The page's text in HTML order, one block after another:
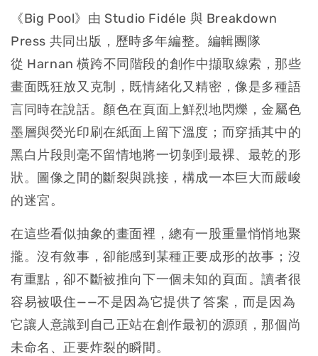
《Big Pool》由 Studio Fidéle 與 Breakdown
Press 共同出版，歷時多年編整。編輯團隊
從 Harnan 橫跨不同階段的創作中擷取線索，那些
畫面既狂放又克制，既情緒化又精密，像是多種語
言同時在說話。顏色在頁面上鮮烈地閃爍，金屬色
墨層與熒光印刷在紙面上留下溫度；而穿插其中的
黑白片段則毫不留情地將一切剝到最裸、最乾的形
狀。圖像之間的斷裂與跳接，構成一本巨大而嚴峻
的迷宮。
在這些看似抽象的畫面裡，總有一股重量悄悄地聚
攏。沒有敘事，卻能感到某種正要成形的故事；沒
有重點，卻不斷被推向下一個未知的頁面。讀者很
容易被吸住——不是因為它提供了答案，而是因為
它讓人意識到自己正站在創作最初的源頭，那個尚
未命名、正要炸裂的瞬間。